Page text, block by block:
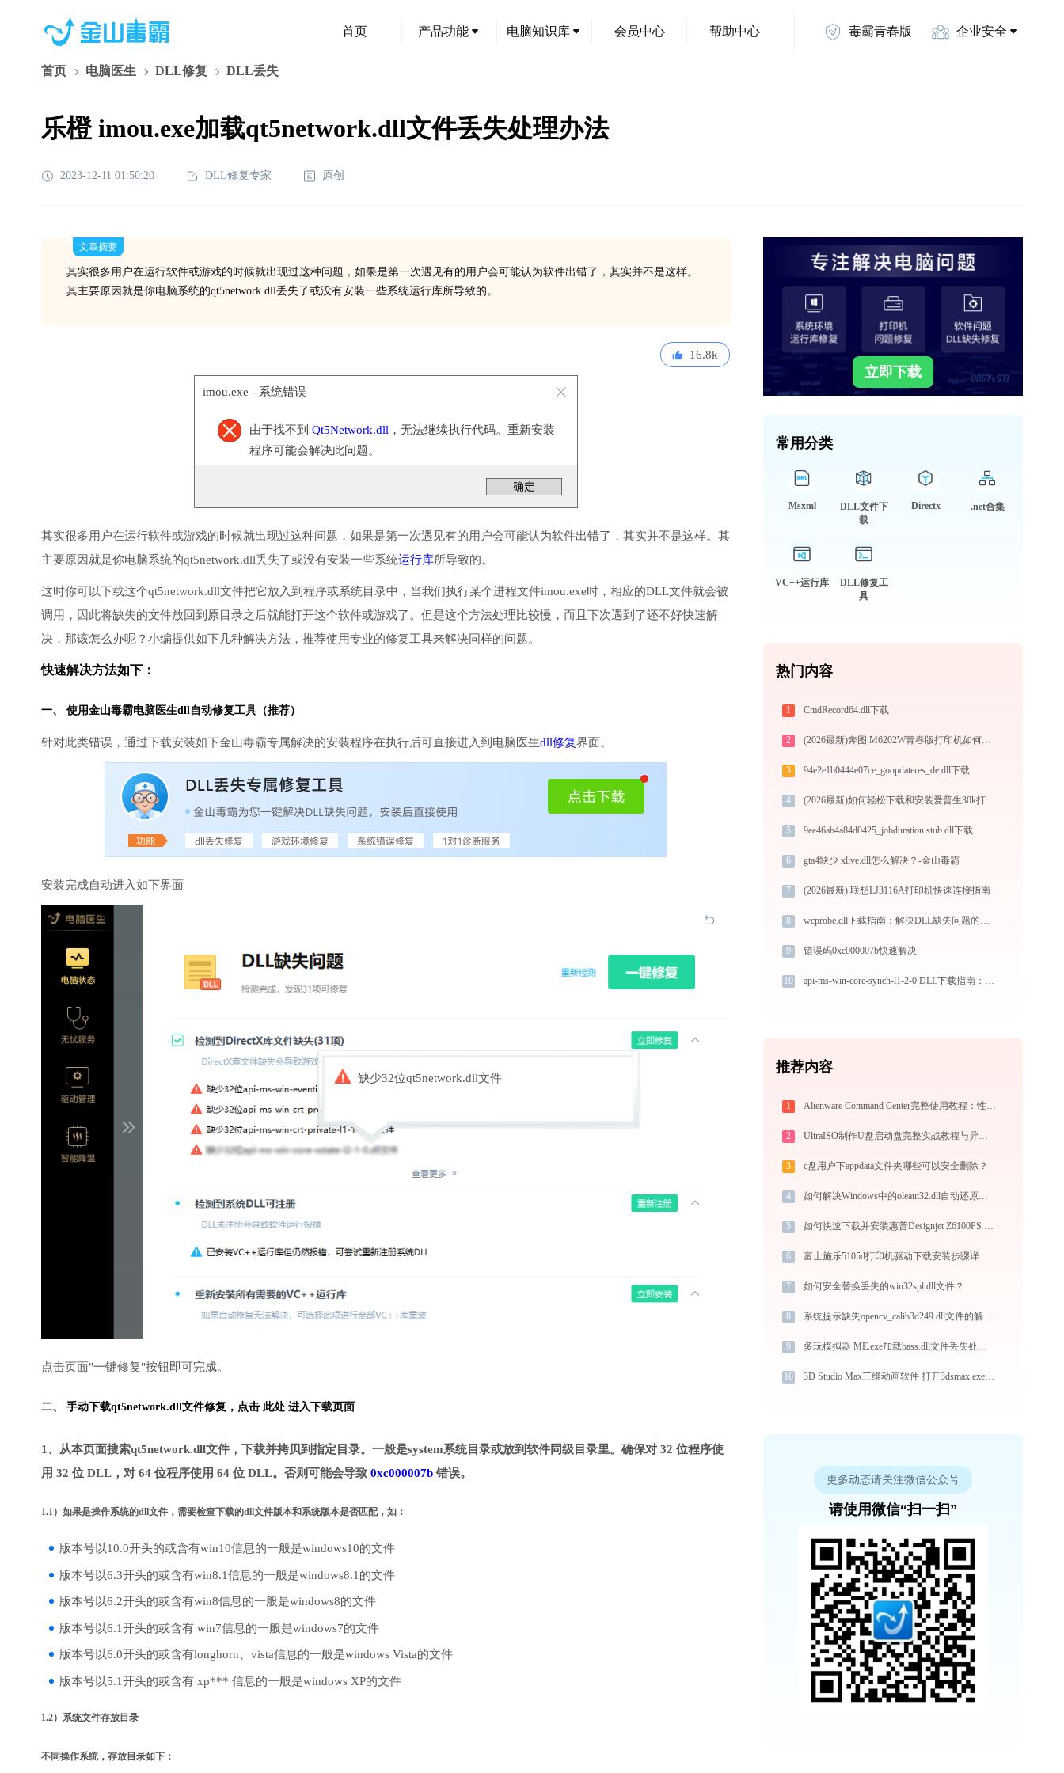
首页 产品功能 电脑知识库 会员中心 帮助中心 毒霸青春版 企业安全
首页 电脑医生 DLL修复 DLL丢失
乐橙 imou.exe加载qt5network.dll文件丢失处理办法
2023-12-11 01:50:20 DLL修复专家 原创
文章摘要
其实很多用户在运行软件或游戏的时候就出现过这种问题，如果是第一次遇见有的用户会可能认为软件出错了，其实并不是这样。
其主要原因就是你电脑系统的qt5network.dll丢失了或没有安装一些系统运行库所导致的。
16.8k
imou.exe - 系统错误
由于找不到 Qt5Network.dll ，无法继续执行代码。重新安装
程序可能会解决此问题。
其实很多用户在运行软件或游戏的时候就出现过这种问题，如果是第一次遇见有的用户会可能认为软件出错了，其实并不是这样。其
主要原因就是你电脑系统的qt5network.dll丢失了或没有安装一些系统运行库所导致的。
这时你可以下载这个qt5network.dll文件把它放入到程序或系统目录中，当我们执行某个进程文件imou.exe时，相应的DLL文件就会被
调用，因此将缺失的文件放回到原目录之后就能打开这个软件或游戏了。但是这个方法处理比较慢，而且下次遇到了还不好快速解
决，那该怎么办呢？小编提供如下几种解决方法，推荐使用专业的修复工具来解决同样的问题。
快速解决方法如下：
一、 使用金山毒霸电脑医生dll自动修复工具（推荐）
针对此类错误，通过下载安装如下金山毒霸专属解决的安装程序在执行后可直接进入到电脑医生dll修复界面。
安装完成自动进入如下界面
缺少32位qt5network.dll文件
点击页面"一键修复"按钮即可完成。
二、 手动下载qt5network.dll文件修复， 点击 此处 进入下载页面
1、从本页面搜索qt5network.dll文件，下载并拷贝到指定目录。一般是system系统目录或放到软件同级目录里。确保对 32 位程序使
用 32 位 DLL，对 64 位程序使用 64 位 DLL。否则可能会导致 0xc000007b 错误。
1.1）如果是操作系统的dll文件，需要检查下载的dll文件版本和系统版本是否匹配，如：
版本号以10.0开头的或含有win10信息的一般是windows10的文件
版本号以6.3开头的或含有win8.1信息的一般是windows8.1的文件
版本号以6.2开头的或含有win8信息的一般是windows8的文件
版本号以6.1开头的或含有 win7信息的一般是windows7的文件
版本号以6.0开头的或含有longhorn、vista信息的一般是windows Vista的文件
版本号以5.1开头的或含有 xp*** 信息的一般是windows XP的文件
1.2）系统文件存放目录
不同操作系统，存放目录如下：
立即下载
常用分类
Msxml
DLL文件下
载
Directx .net合集
VC++运行库
DLL修复工
具
热门内容
1 CmdRecord64.dll下载
2 (2026最新)奔图 M6202W青春版打印机如何连接至电脑？-金山毒霸
3 94e2e1b0444e07ce_goopdateres_de.dll下载
4 (2026最新)如何轻松下载和安装爱普生30k打印机驱动？跟着这篇指南走
5 9ee46ab4a84d0425_jobduration.stub.dll下载
6 gta4缺少 xlive.dll怎么解决？-金山毒霸
7 (2026最新) 联想LJ3116A打印机快速连接指南
8 wcprobe.dll下载指南：解决DLL缺失问题的完整方案（适用于Win7/10/11）
9 错误码0xc000007b快速解决
10 api-ms-win-core-synch-l1-2-0.DLL下载指南：32/64位系统官方免费版安全获取
推荐内容
1 Alienware Command Center完整使用教程：性能调校、灯效定制与游戏配置实战
2 UltraISO制作U盘启动盘完整实战教程与异常排查
3 c盘用户下appdata文件夹哪些可以安全删除？
4 如何解决Windows中的oleaut32.dll自动还原问题？
5 如何快速下载并安装惠普Designjet Z6100PS 42英寸(Q6653A)打印机驱动：详细步骤解析
6 富士施乐5105d打印机驱动下载安装步骤详细解析，让安装更简单
7 如何安全替换丢失的win32spl.dll文件？
8 系统提示缺失opencv_calib3d249.dll文件的解决方法
9 多玩模拟器 ME.exe加载bass.dll文件丢失处理办法
10 3D Studio Max三维动画软件 打开3dsmax.exe找不到qt5webenginecore.dll怎么办
更多动态请关注微信公众号
请使用微信“扫一扫”